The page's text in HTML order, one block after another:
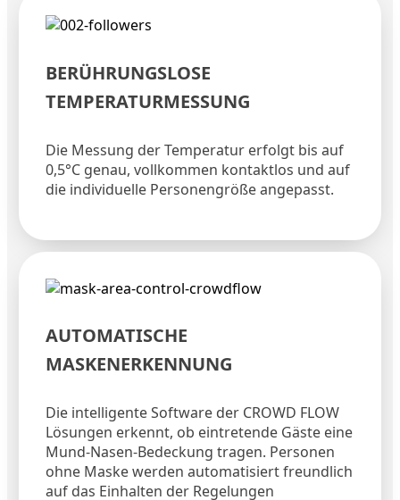
BERÜHRUNGSLOSE
TEMPERATURMESSUNG​
Die Messung der Temperatur erfolgt bis auf
0,5°C genau, vollkommen kontaktlos und auf
die individuelle Personengröße angepasst.
AUTOMATISCHE
MASKENERKENNUNG
Die intelligente Software der CROWD FLOW
Lösungen erkennt, ob eintretende Gäste eine
Mund-Nasen-Bedeckung tragen. Personen
ohne Maske werden automatisiert freundlich
auf das Einhalten der Regelungen